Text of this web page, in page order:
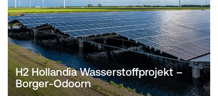
H2 Hollandia Wasserstoffprojekt –
Borger-Odoorn